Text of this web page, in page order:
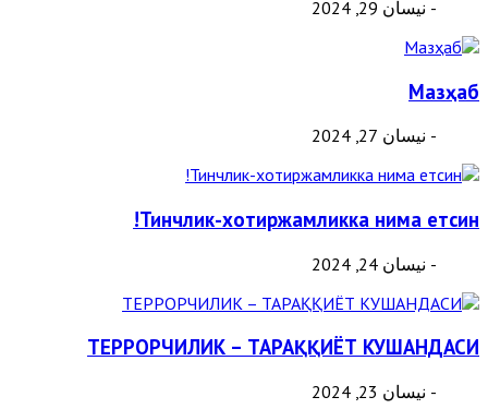
- نيسان 29, 2024
Мазҳаб
- نيسان 27, 2024
Тинчлик-хотиржамликка нима етсин!
- نيسان 24, 2024
ТЕРРОРЧИЛИК – ТАРАҚҚИЁТ КУШАНДАСИ
- نيسان 23, 2024